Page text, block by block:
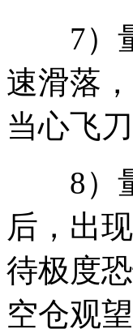
7）量
速滑落
当心飞刀
8）量
后，出
待极度
空仓观